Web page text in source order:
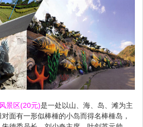
景区(20元)是一处以山、海、岛、滩为主
面有一形似棒棰的小岛而得名棒棰岛，